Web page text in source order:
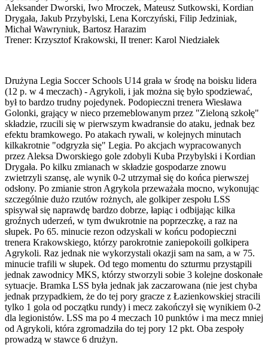
Aleksander Dworski, Iwo Mroczek, Mateusz Sutkowski, Kordian
Drygała, Jakub Przybylski, Lena Korczyński, Filip Jedziniak,
Michał Wawryniuk, Bartosz Harazim
Trener: Krzysztof Krakowski, II trener: Karol Niedziałek
Drużyna Legia Soccer Schools U14 grała w środę na boisku lidera
(12 p. w 4 meczach) - Agrykoli, i jak można się było spodziewać,
był to bardzo trudny pojedynek. Podopieczni trenera Wiesława
Golonki, grający w nieco przemeblowanym przez "Zieloną szkołę"
składzie, rzucili się w pierwszym kwadransie do ataku, jednak bez
efektu bramkowego. Po atakach rywali, w kolejnych minutach
kilkakrotnie "odgryzła się" Legia. Po akcjach wypracowanych
przez Aleksa Dworskiego gole zdobyli Kuba Przybylski i Kordian
Drygała. Po kilku zmianach w składzie gospodarze znowu
zwietrzyli szansę, ale wynik 0-2 utrzymał się do końca pierwszej
odsłony. Po zmianie stron Agrykola przeważała mocno, wykonując
szczególnie dużo rzutów rożnych, ale golkiper zespołu LSS
spisywał się naprawdę bardzo dobrze, łapiąc i odbijając kilka
groźnych uderzeń, w tym dwukrotnie na poprzeczkę, a raz na
słupek. Po 65. minucie rezon odzyskali w końcu podopieczni
trenera Krakowskiego, którzy parokrotnie zaniepokoili golkipera
Agrykoli. Raz jednak nie wykorzystali okazji sam na sam, a w 75.
minucie trafili w słupek. Od tego momentu do szturmu przystąpili
jednak zawodnicy MKS, którzy stworzyli sobie 3 kolejne doskonałe
sytuacje. Bramka LSS była jednak jak zaczarowana (nie jest chyba
jednak przypadkiem, że do tej pory gracze z Łazienkowskiej stracili
tylko 1 gola od początku rundy) i mecz zakończył się wynikiem 0-2
dla legionistów. LSS ma po 4 meczach 10 punktów i ma mecz mniej
od Agrykoli, która zgromadziła do tej pory 12 pkt. Oba zespoły
prowadzą w stawce 6 drużyn.